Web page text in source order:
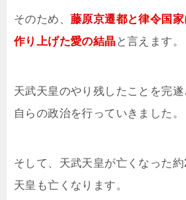
そのため、 藤原京遷都と律令国
作り上げた愛の結晶と言えます。
天武天皇のやり残したことを完遂
自らの政治を行っていきました。
そして、天武天皇が亡くなった
天皇も亡くなります。